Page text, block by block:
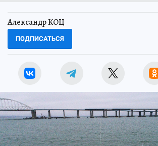
Александр КОЦ
ПОДПИСАТЬСЯ